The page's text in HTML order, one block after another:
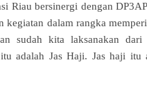
Riau bersinergi dengan
kegiatan dalam rangka
sudah kita laksanakan
adalah Jas Haji. Jas haji